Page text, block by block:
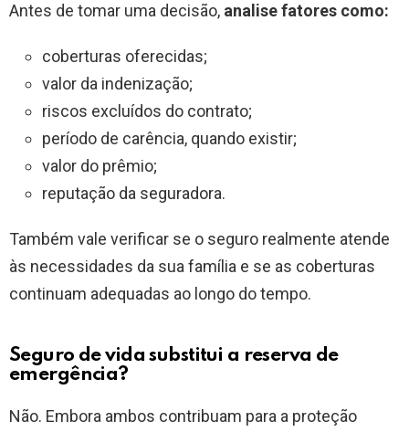
Antes de tomar uma decisão, analise fatores como:
coberturas oferecidas;
valor da indenização;
riscos excluídos do contrato;
período de carência, quando existir;
valor do prêmio;
reputação da seguradora.
Também vale verificar se o seguro realmente atende
às necessidades da sua família e se as coberturas
continuam adequadas ao longo do tempo.
Seguro de vida substitui a reserva de
emergência?
Não. Embora ambos contribuam para a proteção